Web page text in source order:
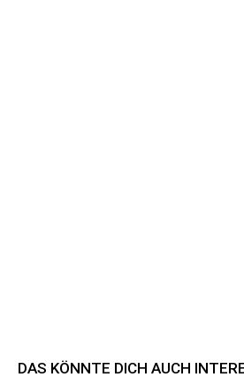
DAS KÖNNTE DICH AUCH